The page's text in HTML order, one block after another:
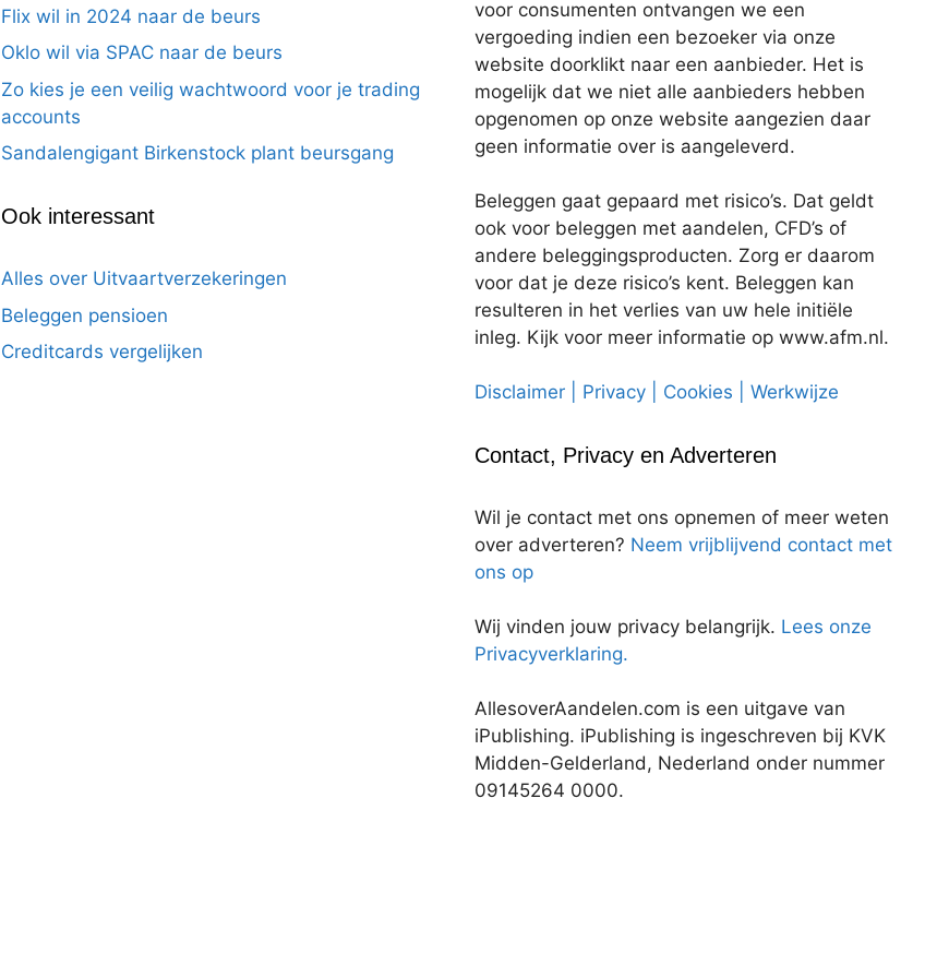
Flix wil in 2024 naar de beurs
Oklo wil via SPAC naar de beurs
Zo kies je een veilig wachtwoord voor je trading
accounts
Sandalengigant Birkenstock plant beursgang
Ook interessant
Alles over Uitvaartverzekeringen
Beleggen pensioen
Creditcards vergelijken
voor consumenten ontvangen we een
vergoeding indien een bezoeker via onze
website doorklikt naar een aanbieder. Het is
mogelijk dat we niet alle aanbieders hebben
opgenomen op onze website aangezien daar
geen informatie over is aangeleverd.
Beleggen gaat gepaard met risico’s. Dat geldt
ook voor beleggen met aandelen, CFD’s of
andere beleggingsproducten. Zorg er daarom
voor dat je deze risico’s kent. Beleggen kan
resulteren in het verlies van uw hele initiële
inleg. Kijk voor meer informatie op www.afm.nl.
Disclaimer | Privacy | Cookies | Werkwijze
Contact, Privacy en Adverteren
Wil je contact met ons opnemen of meer weten
over adverteren? Neem vrijblijvend contact met
ons op
Wij vinden jouw privacy belangrijk. Lees onze
Privacyverklaring.
AllesoverAandelen.com is een uitgave van
iPublishing. iPublishing is ingeschreven bij KVK
Midden-Gelderland, Nederland onder nummer
09145264 0000.